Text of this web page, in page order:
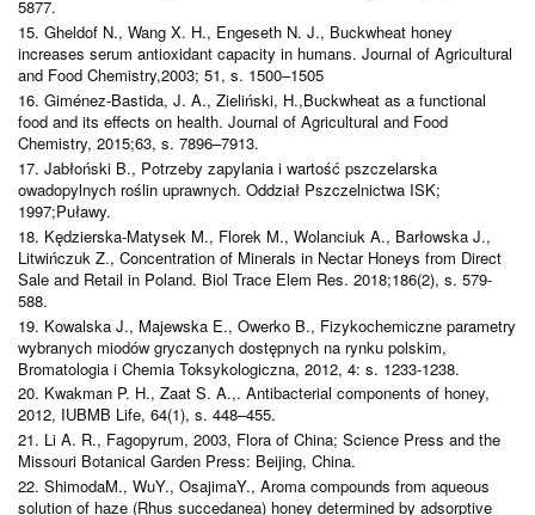
5877.
15. Gheldof N., Wang X. H., Engeseth N. J., Buckwheat honey
increases serum antioxidant capacity in humans. Journal of Agricultural
and Food Chemistry,2003; 51, s. 1500–1505
16. Giménez-Bastida, J. A., Zieliński, H.,Buckwheat as a functional
food and its effects on health. Journal of Agricultural and Food
Chemistry, 2015;63, s. 7896–7913.
17. Jabłoński B., Potrzeby zapylania i wartość pszczelarska
owadopylnych roślin uprawnych. Oddział Pszczelnictwa ISK;
1997;Puławy.
18. Kędzierska-Matysek M., Florek M., Wolanciuk A., Barłowska J.,
Litwińczuk Z., Concentration of Minerals in Nectar Honeys from Direct
Sale and Retail in Poland. Biol Trace Elem Res. 2018;186(2), s. 579-
588.
19. Kowalska J., Majewska E., Owerko B., Fizykochemiczne parametry
wybranych miodów gryczanych dostępnych na rynku polskim,
Bromatologia i Chemia Toksykologiczna, 2012, 4: s. 1233-1238.
20. Kwakman P. H., Zaat S. A.,. Antibacterial components of honey,
2012, IUBMB Life, 64(1), s. 448–455.
21. Li A. R., Fagopyrum, 2003, Flora of China; Science Press and the
Missouri Botanical Garden Press: Beijing, China.
22. ShimodaM., WuY., OsajimaY., Aroma compounds from aqueous
solution of haze (Rhus succedanea) honey determined by adsorptive